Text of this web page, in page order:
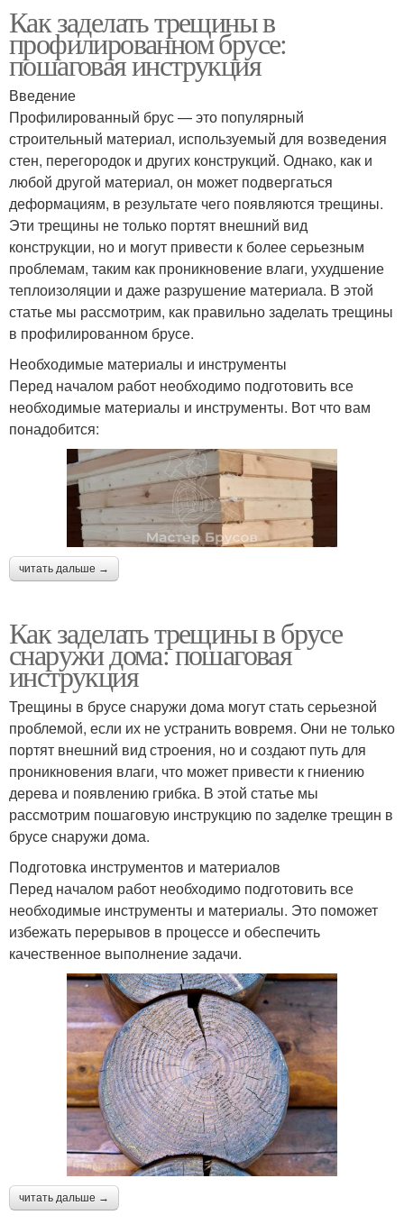
Как заделать трещины в
профилированном брусе:
пошаговая инструкция
Введение
Профилированный брус — это популярный
строительный материал, используемый для возведения
стен, перегородок и других конструкций. Однако, как и
любой другой материал, он может подвергаться
деформациям, в результате чего появляются трещины.
Эти трещины не только портят внешний вид
конструкции, но и могут привести к более серьезным
проблемам, таким как проникновение влаги, ухудшение
теплоизоляции и даже разрушение материала. В этой
статье мы рассмотрим, как правильно заделать трещины
в профилированном брусе.
Необходимые материалы и инструменты
Перед началом работ необходимо подготовить все
необходимые материалы и инструменты. Вот что вам
понадобится:
читать дальше →
Как заделать трещины в брусе
снаружи дома: пошаговая
инструкция
Трещины в брусе снаружи дома могут стать серьезной
проблемой, если их не устранить вовремя. Они не только
портят внешний вид строения, но и создают путь для
проникновения влаги, что может привести к гниению
дерева и появлению грибка. В этой статье мы
рассмотрим пошаговую инструкцию по заделке трещин в
брусе снаружи дома.
Подготовка инструментов и материалов
Перед началом работ необходимо подготовить все
необходимые инструменты и материалы. Это поможет
избежать перерывов в процессе и обеспечить
качественное выполнение задачи.
читать дальше →